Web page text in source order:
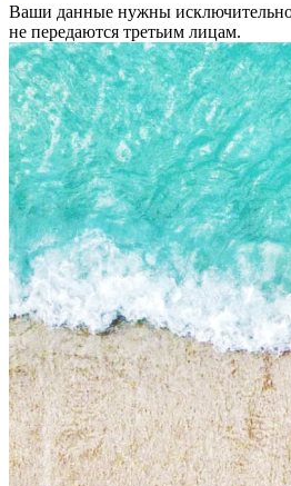
Ваши данные нужны исключительно
не передаются третьим лицам.